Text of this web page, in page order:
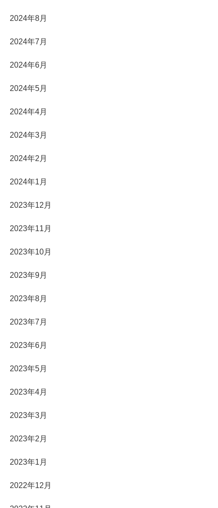
2024年8月
2024年7月
2024年6月
2024年5月
2024年4月
2024年3月
2024年2月
2024年1月
2023年12月
2023年11月
2023年10月
2023年9月
2023年8月
2023年7月
2023年6月
2023年5月
2023年4月
2023年3月
2023年2月
2023年1月
2022年12月